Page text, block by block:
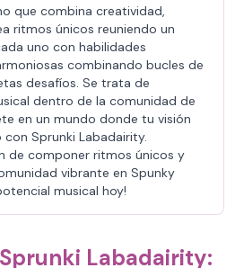
que combina creatividad,
ritmos únicos reuniendo un
uno con habilidades
combinando bucles de
desafíos. Se trata de
dentro de la comunidad de
en un mundo donde tu visión
Sprunki Labadairity.
de componer ritmos únicos y
vibrante en Spunky
musical hoy!
Labadairity: